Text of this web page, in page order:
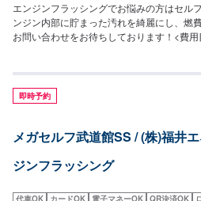
エンジンフラッシングでお悩みの方はセル
ンジン内部に貯まった汚れを綺麗にし、燃
お問い合わせをお待ちしております！<費
即時予約
メガセルフ武道館SS / (株)福井
ジンフラッシング
代車OK カードOK 電子マネーOK QR決済OK